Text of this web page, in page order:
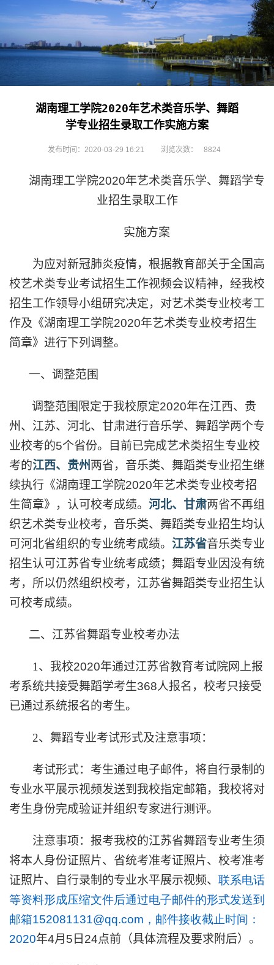
湖南理工学院2020年艺术类音乐学、舞蹈
学专业招生录取工作实施方案
发布时间：2020-03-29 16:21 浏览次数： 8824
湖南理工学院2020年艺术类音乐学、舞蹈学专
业招生录取工作
实施方案
为应对新冠肺炎疫情，根据教育部关于全国高
校艺术类专业考试招生工作视频会议精神，经我校
招生工作领导小组研究决定，对艺术类专业校考工
作及《湖南理工学院2020年艺术类专业校考招生
简章》进行下列调整。
一、调整范围
调整范围限定于我校原定2020年在江西、贵
州、江苏、河北、甘肃进行音乐学、舞蹈学两个专
业校考的5个省份。目前已完成艺术类招生专业校
考的江西、贵州两省，音乐类、舞蹈类专业招生继
续执行《湖南理工学院2020年艺术类专业校考招
生简章》，认可校考成绩。 河北、甘肃两省不再组
织艺术类专业校考，音乐类、舞蹈类专业招生均认
可河北省组织的专业统考成绩。 江苏省音乐类专业
招生认可江苏省专业统考成绩；舞蹈专业因没有统
考，所以仍然组织校考，江苏省舞蹈类专业招生认
可校考成绩。
二、江苏省舞蹈专业校考办法
1 、我校2020年通过江苏省教育考试院网上报
考系统共接受舞蹈学考生368人报名，校考只接受
已通过系统报名的考生。
2、舞蹈专业考试形式及注意事项：
考试形式：考生通过电子邮件，将自行录制的
专业水平展示视频发送到我校指定邮箱，我校将对
考生身份完成验证并组织专家进行测评。
注意事项：报考我校的江苏省舞蹈专业考生须
将本人身份证照片、省统考准考证照片、校考准考
证照片、自行录制的专业水平展示视频、 联系电话
等资料形成压缩文件后通过电子邮件的形式发送到
邮箱152081131@qq.com ，邮件接收截止时间：
2020年4月 5 日 24点前（具体流程及要求附后）。